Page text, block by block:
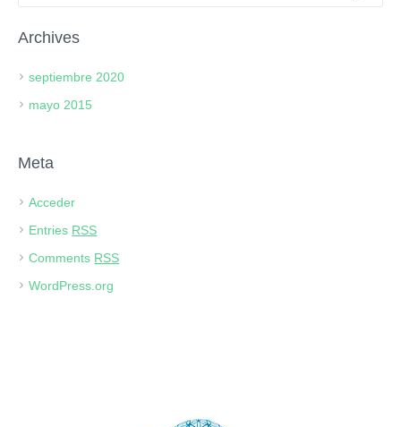
Archives
septiembre 2020
mayo 2015
Meta
Acceder
Entries RSS
Comments RSS
WordPress.org